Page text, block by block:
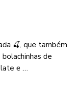
🍒, que também
de
e …